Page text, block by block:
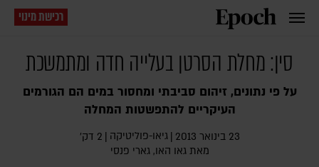
רכישת מינוי
סין: מחלת הסרטן בעלייה חדה ומתמשכת
על פי נתונים, זיהום סביבתי ומחסור במים הם הגורמים
העיקריים להתפשטות המחלה
23 בינואר 2013 | גיאו-פוליטיקה | 2 דק׳
מאתגאו האו,גארי פנסי